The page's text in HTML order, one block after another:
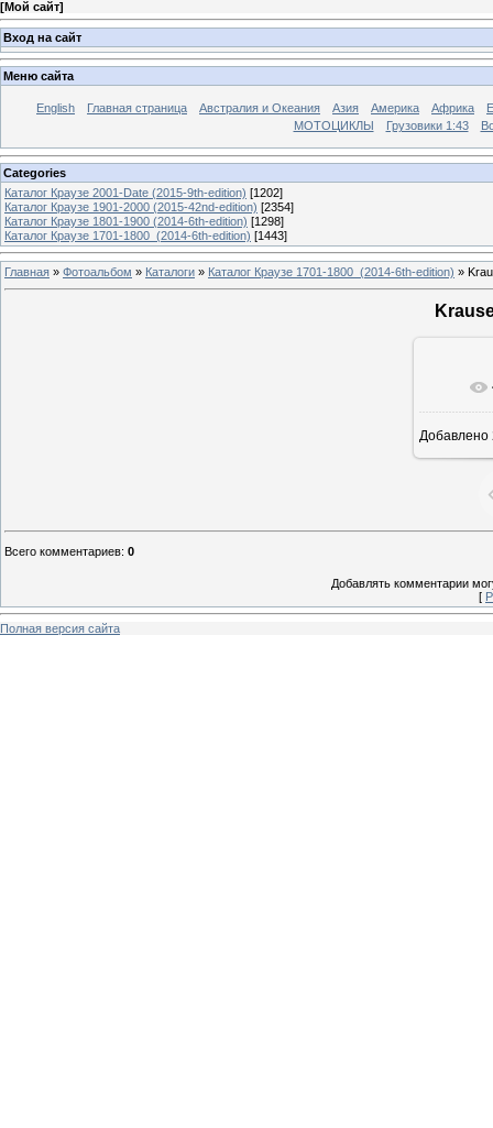
[Мой сайт]
Вход на сайт
Меню сайта
English Главная страница Австралия и Океания Азия Америка Африка
МОТОЦИКЛЫ
Грузовики 1:43
Categories
Каталог Краузе 2001-Date (2015-9th-edition) [1202]
Каталог Краузе 1901-2000 (2015-42nd-edition) [2354]
Каталог Краузе 1801-1900 (2014-6th-edition) [1298]
Каталог Краузе 1701-1800_(2014-6th-edition) [1443]
Главная » Фотоальбом » Каталоги » Каталог Краузе 1701-1800_(2014-6th-edition) »
Добавлено
Всего комментариев: 0
Добавлять комментарии
[
Полная версия сайта